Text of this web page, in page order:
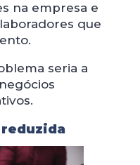
na empresa e
que
seria a